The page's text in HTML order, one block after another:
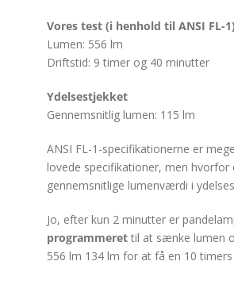
Vores test (i henhold til ANSI FL-1)
Lumen: 556 lm
Driftstid: 9 timer og 40 minutter
Ydelsestjekket
Gennemsnitlig lumen: 115 lm
ANSI FL-1-specifikationerne er
lovede specifikationer, men hvorfor
gennemsnitlige lumenværdi i
Jo, efter kun 2 minutter er
programmerettil at sænke lumen
556 lm 134 lm for at få en 10